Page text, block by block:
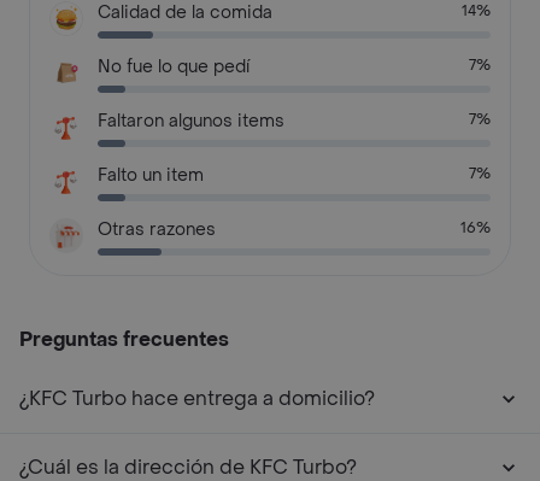
Calidad de la comida 14%
No fue lo que pedí 7%
Faltaron algunos items 7%
Falto un item 7%
Otras razones 16%
Preguntas frecuentes
¿KFC Turbo hace entrega a domicilio?
¿Cuál es la dirección de KFC Turbo?